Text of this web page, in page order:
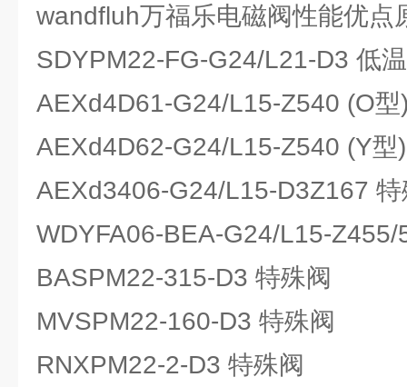
wandfluh万福乐电磁阀性能优点
SDYPM22-FG-G24/L21-D3 低
AEXd4D61-G24/L15-Z540 (O型
AEXd4D62-G24/L15-Z540 (Y型
AEXd3406-G24/L15-D3Z167 特
WDYFA06-BEA-G24/L15-Z455/
BASPM22-315-D3 特殊阀
MVSPM22-160-D3 特殊阀
RNXPM22-2-D3 特殊阀